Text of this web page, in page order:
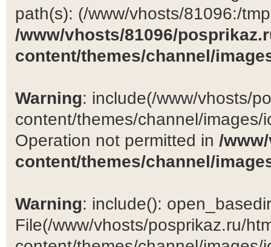
path(s): (/www/vhosts/81096:/
/www/vhosts/81096/
content/themes/channel/
Warning: include(/www/vhosts/
content/themes/channel/
Operation not permitted in /
content/themes/channel/
Warning: include():
File(/www/vhosts/posprikaz.ru/